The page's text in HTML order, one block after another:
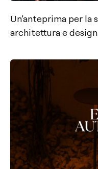
Un’anteprima per
architettura e design